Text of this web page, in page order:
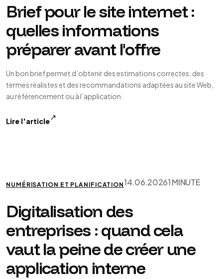
Brief pour le site internet :
quelles informations
préparer avant l'offre
Un bon brief permet d’obtenir des estimations correctes, des
termes réalistes et des recommandations adaptées au site Web,
au référencement ou à l’application.
Lire l'article↗
NUMÉRISATION ET PLANIFICATION14.06.20261 MINUTE
Digitalisation des
entreprises : quand cela
vaut la peine de créer une
application interne